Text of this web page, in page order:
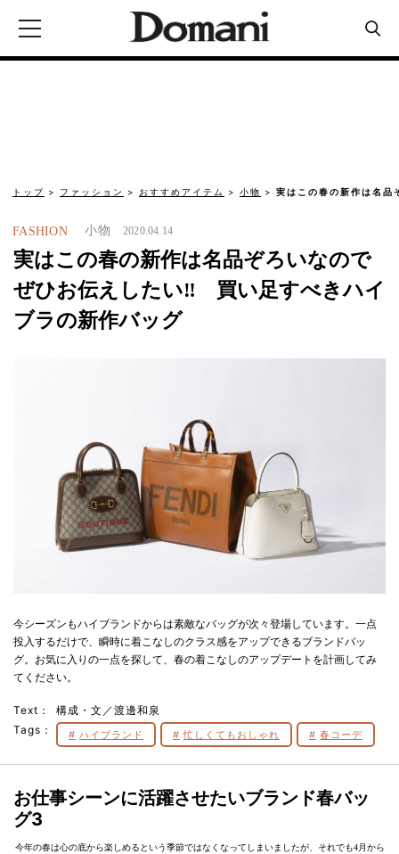
トップ ファッション おすすめアイテム 小物 実はこの春の新作は名
FASHION 小物 2020.04.14
実はこの春の新作は名品ぞろいなので
ぜひお伝えしたい‼ 買い足すべきハイ
ブラの新作バッグ
今シーズンもハイブランドからは素敵なバッグが次々登場しています。一点
投入するだけで、瞬時に着こなしのクラス感をアップできるブランドバッ
グ。お気に入りの一点を探して、春の着こなしのアップデートを計画してみ
てください。
Text：
構成・文／渡邊和泉
Tags：
ハイブランド 忙しくてもおしゃれ 春コーデ
お仕事シーンに活躍させたいブランド春バッ
グ3
今年の春は心の底から楽しめるという季節ではなくなってしまいましたが、それでも4月から